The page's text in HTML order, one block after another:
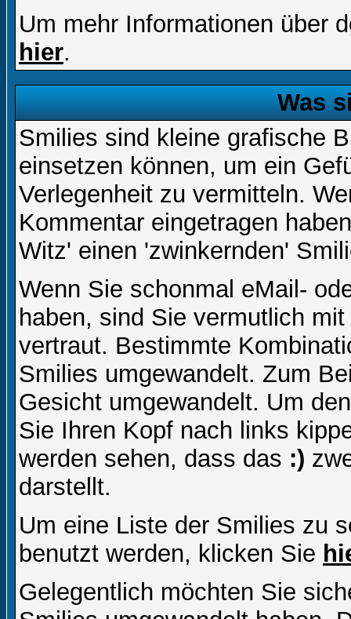
Um mehr Informationen über
hier.
Was
Smilies sind kleine grafische
einsetzen können, um ein
Verlegenheit zu vermitteln.
Kommentar eingetragen
Witz' einen 'zwinkernden'
Wenn Sie schonmal eMail-
haben, sind Sie vermutlich
vertraut. Bestimmte
Smilies umgewandelt. Zum
Gesicht umgewandelt. Um
Sie Ihren Kopf nach links
werden sehen, dass das :)
darstellt.
Um eine Liste der Smilies zu
benutzt werden, klicken Sie
Gelegentlich möchten Sie